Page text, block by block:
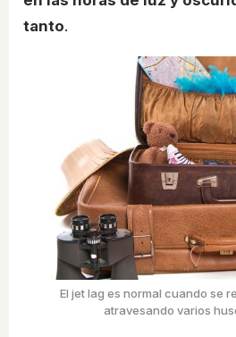
tanto.
El jet lag es normal cuando se
atravesando varios